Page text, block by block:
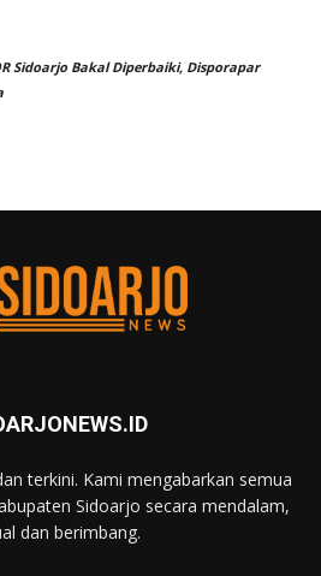
Sidoarjo Bakal Diperbaiki, Disporapar
terkini. Kami mengabarkan semua
Sidoarjo secara mendalam,
dan berimbang.